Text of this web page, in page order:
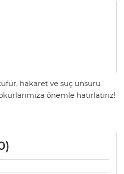
hakaret ve suç unsuru
önemle hatırlatırız!
)